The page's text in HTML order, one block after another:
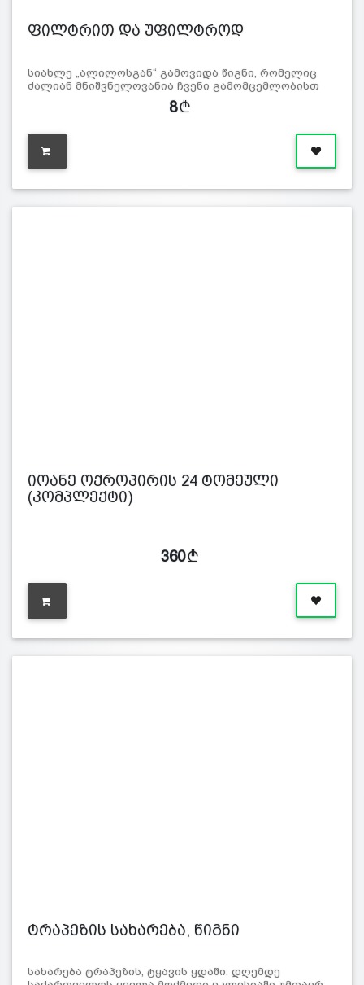
ფილტრით და უფილტროდ
სიახლე „ალილოსგან“ გამოვიდა წიგნი, რომელიც
ძალიან მნიშვნელოვანია ჩვენი გამომცემლობისთ
8
იოანე ოქროპირის 24 ტომეული
(კომპლექტი)
360
ტრაპეზის სახარება, წიგნი
სახარება ტრაპეზის, ტყავის ყდაში. დღემდე